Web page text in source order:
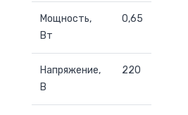
Мощность,
Вт
0,65
Напряжение,
В
220